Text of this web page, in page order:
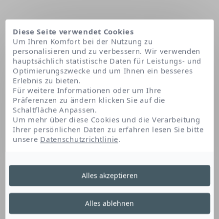
Startseite Hydrogenated lecithin
Hydrogenated Lecithin
Dieses Lecithin-Derivat ist ein Emulgator und
Stabilisator, der zur Bildung, Homogenisierung
Diese Seite verwendet Cookies
Um Ihren Komfort bei der Nutzung zu
personalisieren und zu verbessern. Wir verwenden
hauptsächlich statistische Daten für Leistungs- und
Optimierungszwecke und um Ihnen ein besseres
Erlebnis zu bieten.
Für weitere Informationen oder um Ihre
Präferenzen zu ändern klicken Sie auf die
Schaltfläche Anpassen.
Um mehr über diese Cookies und die Verarbeitung
Ihrer persönlichen Daten zu erfahren lesen Sie bitte
unsere Datenschutzrichtlinie.
Alles ablehnen
Alles akzeptieren